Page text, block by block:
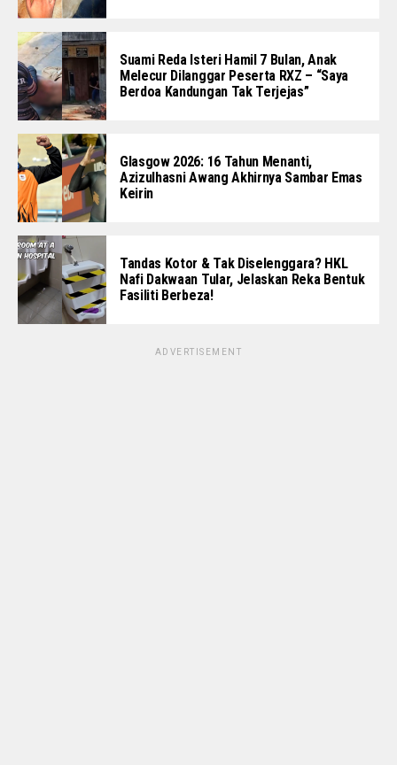
Suami Reda Isteri Hamil 7 Bulan, Anak
Melecur Dilanggar Peserta RXZ – “Saya
Berdoa Kandungan Tak Terjejas”
Glasgow 2026: 16 Tahun Menanti,
Azizulhasni Awang Akhirnya Sambar Emas
Keirin
Tandas Kotor & Tak Diselenggara? HKL
Nafi Dakwaan Tular, Jelaskan Reka Bentuk
Fasiliti Berbeza!
ADVERTISEMENT